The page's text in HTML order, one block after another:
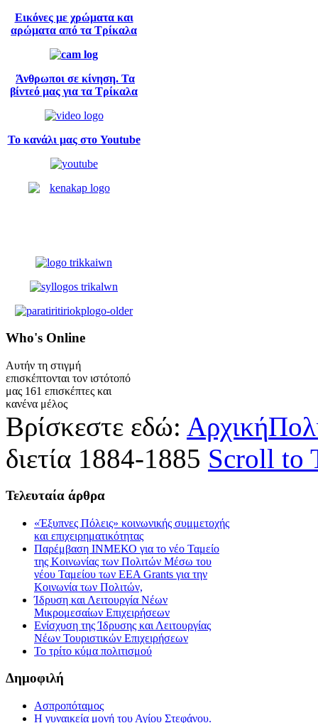
Εικόνες με χρώματα και
αρώματα από τα Τρίκαλα
Άνθρωποι σε κίνηση. Τα
βίντεό μας για τα Τρίκαλα
Το κανάλι μας στο Youtube
Who's Online
Αυτήν τη στιγμή
επισκέπτονται τον ιστότοπό
μας 161 επισκέπτες και
κανένα μέλος
Βρίσκεστε εδώ: Αρχική
διετία 1884-1885 Scroll to
Τελευταία άρθρα
«Έξυπνες Πόλεις» κοινωνικής συμμετοχής
και επιχειρηματικότητας
Παρέμβαση ΙΝΜΕΚΟ για το νέο Ταμείο
της Κοινωνίας των Πολιτών Μέσω του
νέου Ταμείου των ΕΕΑ Grants για την
Κοινωνία των Πολιτών,
Ίδρυση και Λειτουργία Νέων
Μικρομεσαίων Επιχειρήσεων
Ενίσχυση της Ίδρυσης και Λειτουργίας
Νέων Τουριστικών Επιχειρήσεων
Το τρίτο κύμα πολιτισμού
Δημοφιλή
Ασπροπόταμος
Η γυναικεία μονή του Αγίου Στεφάνου.